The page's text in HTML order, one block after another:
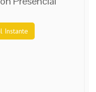
Instante